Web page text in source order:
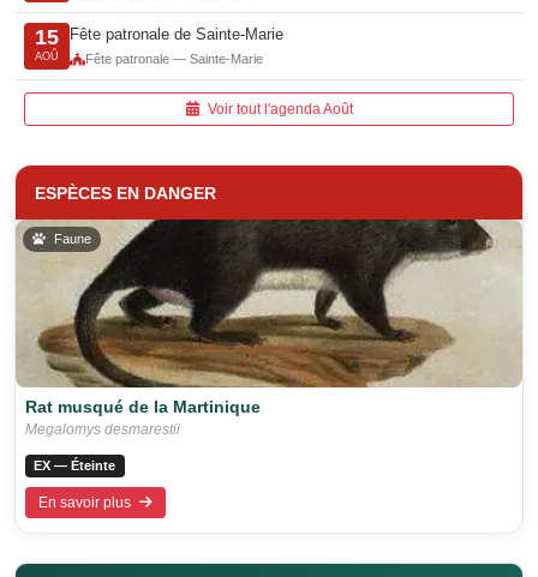
15
AOÛ
Fête patronale de Sainte-Marie
Fête patronale — Sainte-Marie
Voir tout l'agenda Août
ESPÈCES EN DANGER
Faune
Rat musqué de la Martinique
Megalomys desmarestii
EX — Éteinte
En savoir plus